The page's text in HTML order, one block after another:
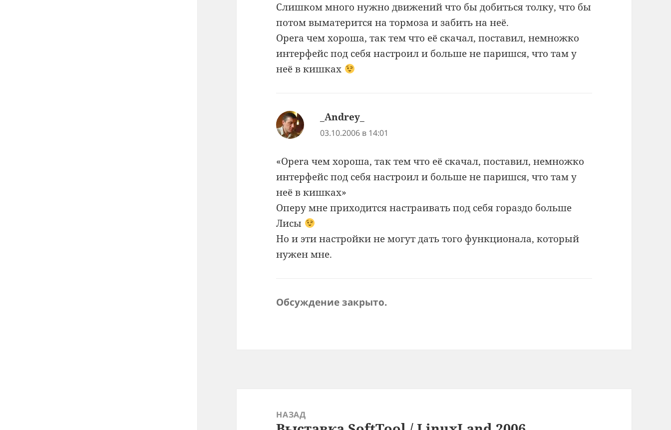
Слишком много нужно движений что бы добиться толку, что бы
потом выматерится на тормоза и забить на неё.
Opera чем хороша, так тем что её скачал, поставил, немножко
интерфейс под себя настроил и больше не паришся, что там у
неё в кишках
_Andrey_
03.10.2006 в 14:01
«Opera чем хороша, так тем что её скачал, поставил, немножко
интерфейс под себя настроил и больше не паришся, что там у
неё в кишках»
Оперу мне приходится настраивать под себя гораздо больше
Лисы
Но и эти настройки не могут дать того функционала, который
нужен мне.
Обсуждение закрыто.
записям
НАЗАД